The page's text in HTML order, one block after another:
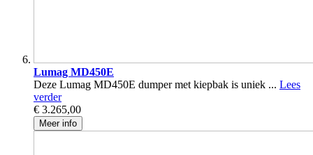
Lumag MD450E
Deze Lumag MD450E dumper met kiepbak is uniek ... Lees
verder
€ 3.265,00
Meer info